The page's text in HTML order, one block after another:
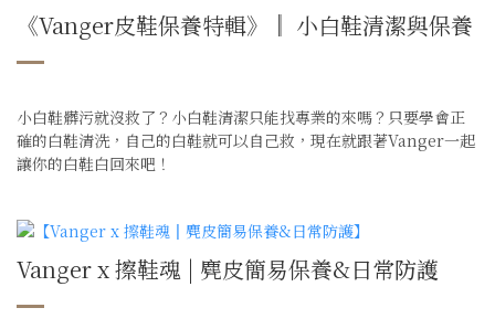
《Vanger皮鞋保養特輯》║ 小白鞋清潔與保養
小白鞋髒污就沒救了？小白鞋清潔只能找專業的來嗎？只要學會正
確的白鞋清洗，自己的白鞋就可以自己救，現在就跟著Vanger一起
讓你的白鞋白回來吧！
Vanger x 擦鞋魂 | 麂皮簡易保養&日常防護